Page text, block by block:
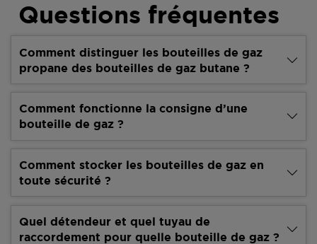
Questions fréquentes
Comment distinguer les bouteilles de gaz
propane des bouteilles de gaz butane ?
Comment fonctionne la consigne d’une
bouteille de gaz ?
Comment stocker les bouteilles de gaz en
toute sécurité ?
Quel détendeur et quel tuyau de
raccordement pour quelle bouteille de gaz ?